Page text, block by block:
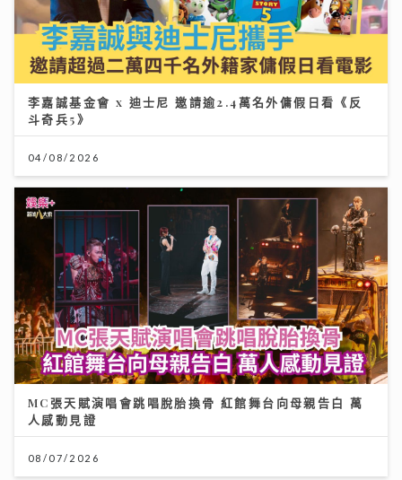
李嘉誠基金會 x 迪士尼 邀請逾2.4萬名外傭假日看《反
斗奇兵5》
04/08/2026
MC張天賦演唱會跳唱脫胎換骨 紅館舞台向母親告白 萬
人感動見證
08/07/2026